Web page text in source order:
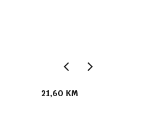
21,60 KM